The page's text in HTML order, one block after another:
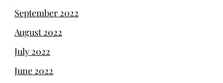
September 2022
August 2022
July 2022
June 2022